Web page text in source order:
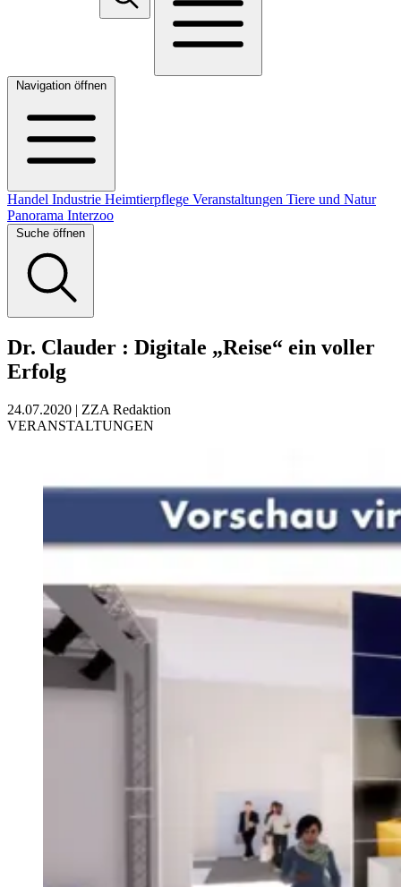
Navigation öffnen
Handel Industrie Heimtierpflege Veranstaltungen Tiere und Natur
Panorama Interzoo
Suche öffnen
Dr. Clauder : Digitale „Reise“ ein voller
Erfolg
24.07.2020 | ZZA Redaktion
VERANSTALTUNGEN